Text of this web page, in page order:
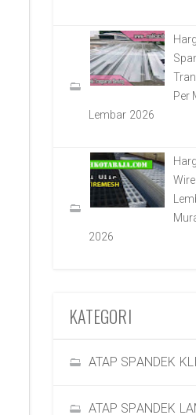
Per
Lembar 2026
2026
KATEGORI
ATAP SPANDEK
ATAP SPANDEK